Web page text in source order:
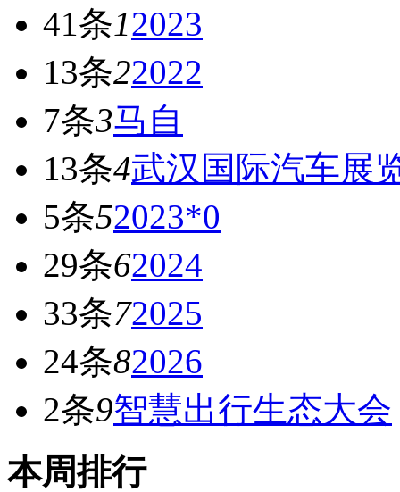
41条12023
13条22022
7条3马自
13条4武汉国际汽车展
5条52023*0
29条62024
33条72025
24条82026
2条9智慧出行生态大会
本周排行